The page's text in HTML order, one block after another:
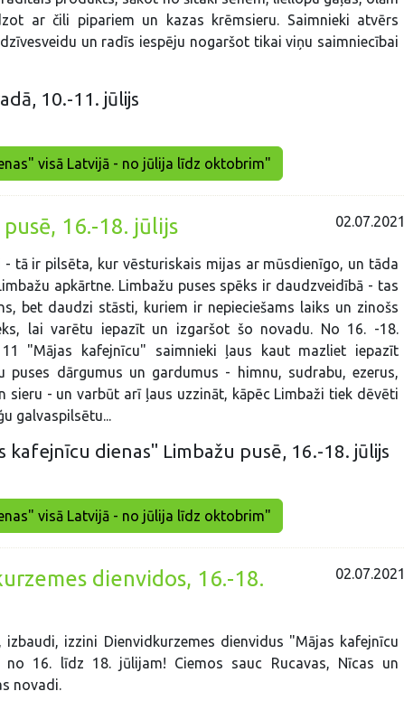
ar čili pipariem un kazas krēmsieru. Saimnieki atvērs
un radīs iespēju nogaršot tikai viņu saimniecībai
10.-11. jūlijs
visā Latvijā - no jūlija līdz oktobrim"
16.-18. jūlijs 02.07.2021
- tā ir pilsēta, kur vēsturiskais mijas ar mūsdienīgo, un tāda
apkārtne. Limbažu puses spēks ir daudzveidībā - tas
bet daudzi stāsti, kuriem ir nepieciešams laiks un zinošs
lai varētu iepazīt un izgaršot šo novadu. No 16. -18.
"Mājas kafejnīcu" saimnieki ļaus kaut mazliet iepazīt
puses dārgumus un gardumus - himnu, sudrabu, ezerus,
sieru - un varbūt arī ļaus uzzināt, kāpēc Limbaži tiek dēvēti
galvaspilsētu...
kafejnīcu dienas" Limbažu pusē, 16.-18. jūlijs
visā Latvijā - no jūlija līdz oktobrim"
dienvidos, 16.-18.
02.07.2021
izbaudi, izzini Dienvidkurzemes dienvidus "Mājas kafejnīcu
no 16. līdz 18. jūlijam! Ciemos sauc Rucavas, Nīcas un
novadi.